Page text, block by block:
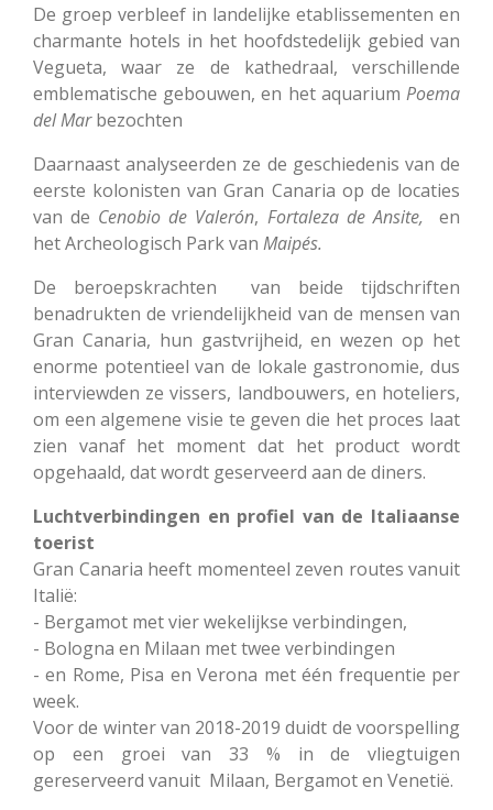
De groep verbleef in landelijke etablissementen en
charmante hotels in het hoofdstedelijk gebied van
Vegueta, waar ze de kathedraal, verschillende
emblematische gebouwen, en het aquarium Poema
del Marbezochten
Daarnaast analyseerden ze de geschiedenis van de
eerste kolonisten van Gran Canaria op de locaties
van de Cenobio de Valerón, Fortaleza de Ansite,
en
het Archeologisch Park van Maipés.
De beroepskrachten van beide tijdschriften
benadrukten de vriendelijkheid van de mensen van
Gran Canaria, hun gastvrijheid, en wezen op het
enorme potentieel van de lokale gastronomie, dus
interviewden ze vissers, landbouwers, en hoteliers,
om een algemene visie te geven die het proces laat
zien vanaf het moment dat het product wordt
opgehaald, dat wordt geserveerd aan de diners.
Luchtverbindingen en profiel van de Italiaanse
toerist
Gran Canaria heeft momenteel zeven routes vanuit
Italië:
- Bergamot met vier wekelijkse verbindingen,
- Bologna en Milaan met twee verbindingen
- en Rome, Pisa en Verona met één frequentie per
week.
Voor de winter van 2018-2019 duidt de voorspelling
op een groei van 33 % in de vliegtuigen
gereserveerd vanuit Milaan, Bergamot en Venetië.